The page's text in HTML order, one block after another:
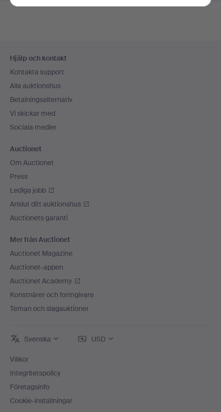
Hjälp och kontakt
Kontakta support
Alla auktionshus
Betalningsalternativ
Vi skickar med
Sociala medier
Auctionet
Om Auctionet
Press
Lediga jobb
Anslut ditt auktionshus
Auctionets garanti
Mer från Auctionet
Auctionet Magazine
Auctionet-appen
Auctionet Academy
Konstnärer och formgivare
Teman och slagauktioner
Svenska USD
Villkor
Integritetspolicy
Företagsinfo
Cookie-inställningar